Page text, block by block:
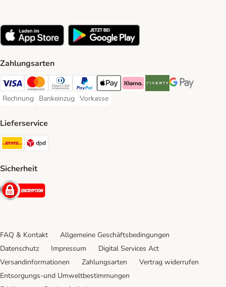
Zahlungsarten
Visa Payment Method
Mastercard Payment Method
Diners Club Payment Method
PayPal Payment Method
Apple Pay Payment Method
Klarna Payment Method
Riverty Payment Method
Google Pay
Rechnung
Rechnung Payment Method
Bankeinzug
Bankeinzug Payment Method
Vorkasse
Vorkasse Payment Method
Lieferservice
DHL Shipping Method
Sicherheit
Security
FAQ & Kontakt
Allgemeine Geschäftsbedingungen
Datenschutz
Impressum
Digital Services Act
Versandinformationen
Zahlungsarten
Vertrag widerrufen
Entsorgungs-und Umweltbestimmungen